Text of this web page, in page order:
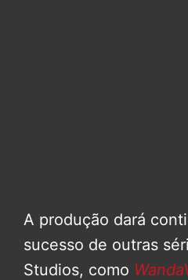
A produção dará
sucesso de outras
Studios, como